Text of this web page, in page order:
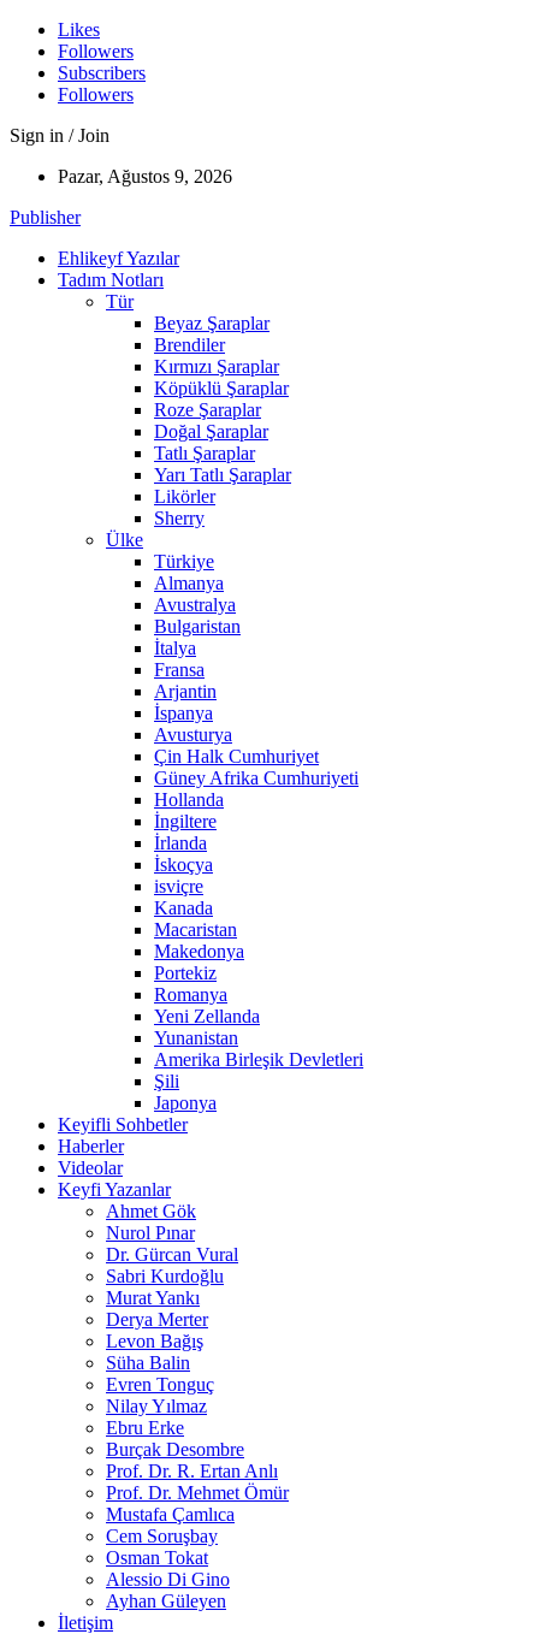
Likes
Followers
Subscribers
Followers
Sign in / Join
Pazar, Ağustos 9, 2026
Publisher
Ehlikeyf Yazılar
Tadım Notları
Tür
Beyaz Şaraplar
Brendiler
Kırmızı Şaraplar
Köpüklü Şaraplar
Roze Şaraplar
Doğal Şaraplar
Tatlı Şaraplar
Yarı Tatlı Şaraplar
Likörler
Sherry
Ülke
Türkiye
Almanya
Avustralya
Bulgaristan
İtalya
Fransa
Arjantin
İspanya
Avusturya
Çin Halk Cumhuriyet
Güney Afrika Cumhuriyeti
Hollanda
İngiltere
İrlanda
İskoçya
isviçre
Kanada
Macaristan
Makedonya
Portekiz
Romanya
Yeni Zellanda
Yunanistan
Amerika Birleşik Devletleri
Şili
Japonya
Keyifli Sohbetler
Haberler
Videolar
Keyfi Yazanlar
Ahmet Gök
Nurol Pınar
Dr. Gürcan Vural
Sabri Kurdoğlu
Murat Yankı
Derya Merter
Levon Bağış
Süha Balin
Evren Tonguç
Nilay Yılmaz
Ebru Erke
Burçak Desombre
Prof. Dr. R. Ertan Anlı
Prof. Dr. Mehmet Ömür
Mustafa Çamlıca
Cem Soruşbay
Osman Tokat
Alessio Di Gino
Ayhan Güleyen
İletişim